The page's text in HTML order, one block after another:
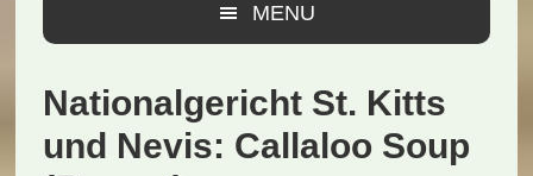
MENU
Nationalgericht St. Kitts
und Nevis: Callaloo Soup